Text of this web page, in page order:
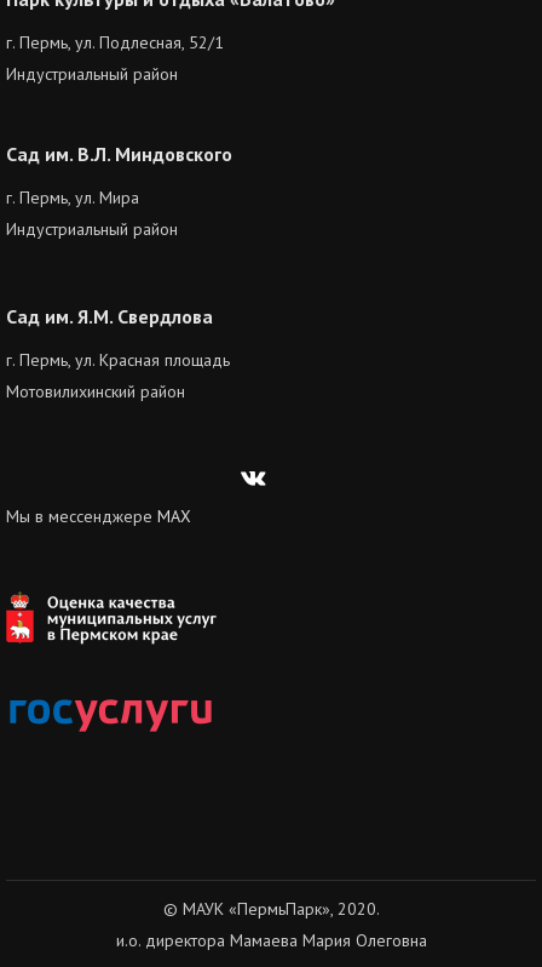
г. Пермь, ул. Подлесная, 52/1
Индустриальный район
Сад им. В.Л. Миндовского
г. Пермь, ул. Мира
Индустриальный район
Сад им. Я.М. Свердлова
г. Пермь, ул. Красная площадь
Мотовилихинский район
Вконтакте
Мы в мессенджере MAX
© МАУК «ПермьПарк», 2020.
и.о. директора Мамаева Мария Олеговна